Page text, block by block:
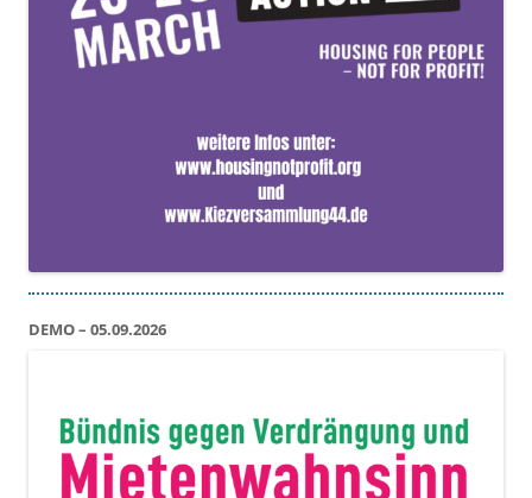
DEMO – 05.09.2026